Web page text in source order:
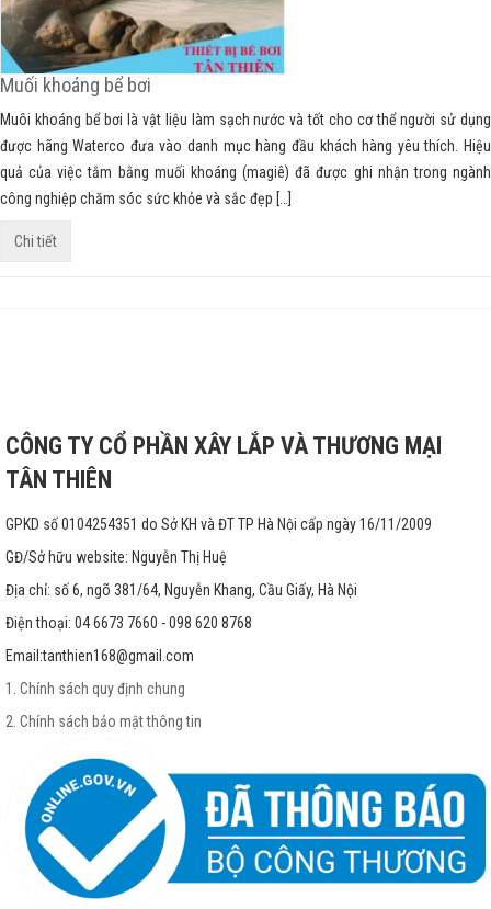
Muối khoáng bể bơi
Muôi khoáng bể bơi là vật liệu làm sạch nước và tốt cho cơ thể người sử dụng
được hãng Waterco đưa vào danh mục hàng đầu khách hàng yêu thích. Hiệu
quả của việc tắm bằng muối khoáng (magiê) đã được ghi nhận trong ngành
công nghiệp chăm sóc sức khỏe và sắc đẹp […]
Chi tiết
CÔNG TY CỔ PHẦN XÂY LẮP VÀ THƯƠNG MẠI
TÂN THIÊN
GPKD số 0104254351 do Sở KH và ĐT TP Hà Nội cấp ngày 16/11/2009
GĐ/Sở hữu website: Nguyễn Thị Huệ
Địa chỉ: số 6, ngõ 381/64, Nguyễn Khang, Cầu Giấy, Hà Nội
Điện thoại: 04 6673 7660 - 098 620 8768
Email:tanthien168@gmail.com
1. Chính sách quy định chung
2. Chính sách bảo mật thông tin